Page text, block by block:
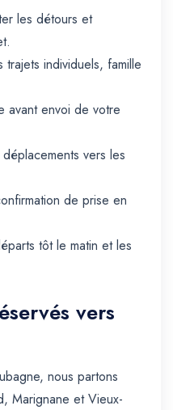
les détours et
individuels, famille
avant envoi de votre
vers les
de prise en
tôt le matin et les
vers
nous partons
Marignane et Vieux-